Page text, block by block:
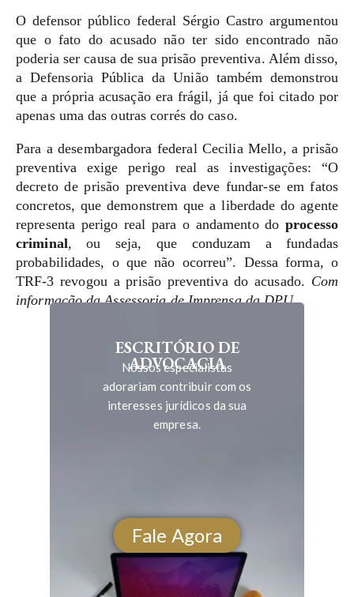
O defensor público federal Sérgio Castro argumentou
que o fato do acusado não ter sido encontrado não
poderia ser causa de sua prisão preventiva. Além disso,
a Defensoria Pública da União também demonstrou
que a própria acusação era frágil, já que foi citado por
apenas uma das outras corrés do caso.
Para a desembargadora federal Cecilia Mello, a prisão
preventiva exige perigo real as investigações: “O
decreto de prisão preventiva deve fundar-se em fatos
concretos, que demonstrem que a liberdade do agente
representa perigo real para o andamento doprocesso
criminal, ou seja, que conduzam a fundadas
probabilidades, o que não ocorreu”. Dessa forma, o
TRF-3 revogou a prisão preventiva do acusado. Com
informação da Assessoria de Imprensa da DPU
ESCRITÓRIO DE
ADVOCACIA
Nossos especialistas
adorariam contribuir com os
interesses jurídicos da sua
empresa.
Fale Agora